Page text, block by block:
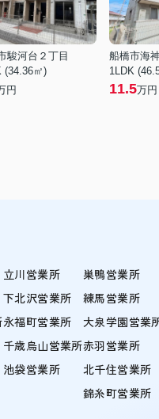
駿河台２丁目
(34.36㎡)
円
船橋市海
1LDK
11.5万円
立川営業所
下北沢営業所
永福町営業所
千歳烏山営業所
池袋営業所
巣鴨営業所
練馬営業所
大泉学園営業
赤羽営業所
北千住営業所
錦糸町営業所